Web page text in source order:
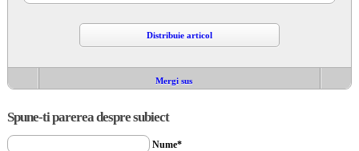
Distribuie articol
Mergi sus
Spune-ti parerea despre subiect
Nume*